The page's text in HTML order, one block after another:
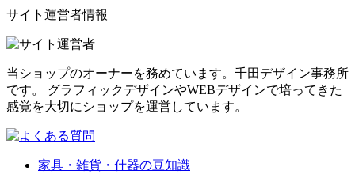
サイト運営者情報
当ショップのオーナーを務めています。千田デザイン事務所
です。 グラフィックデザインやWEBデザインで培ってきた
感覚を大切にショップを運営しています。
家具・雑貨・什器の豆知識